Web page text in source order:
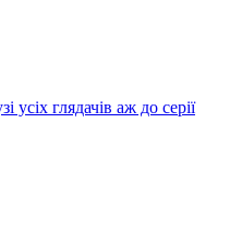
глядачів аж до серії